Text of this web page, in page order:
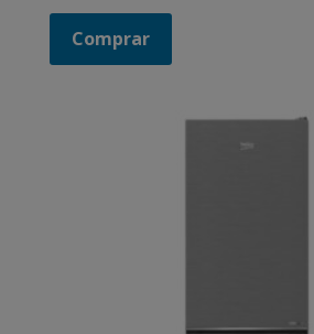
Comprar